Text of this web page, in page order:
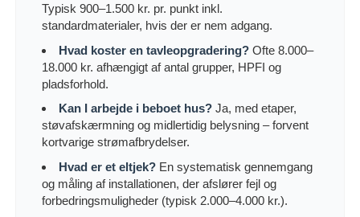
Typisk 900–1.500 kr. pr. punkt inkl.
standardmaterialer, hvis der er nem adgang.
Hvad koster en tavleopgradering? Ofte 8.000–
18.000 kr. afhængigt af antal grupper, HPFI og
pladsforhold.
Kan I arbejde i beboet hus? Ja, med etaper,
støvafskærmning og midlertidig belysning – forvent
kortvarige strømafbrydelser.
Hvad er et eltjek? En systematisk gennemgang
og måling af installationen, der afslører fejl og
forbedringsmuligheder (typisk 2.000–4.000 kr.).